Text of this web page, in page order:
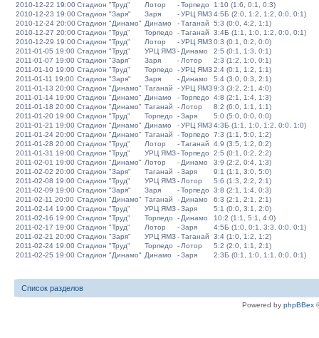
2010-12-22 19:00Стадион "Труд" Лотор -Торпедо
1:10 (1:6, 0:1, 0:3)
2010-12-23 19:00Стадион "Заря" Заря -УРЦ ЯМЗ4:5Б (2:0, 1:2, 1:2, 0:0, 0:1)
2010-12-24 20:00Стадион "Динамо" Динамо -Таганай
5:3 (0:0, 4:2, 1:1)
2010-12-27 20:00Стадион "Труд" Торпедо -Таганай
3:4Б (1:1, 1:0, 1:2, 0:0, 0:1)
2010-12-29 19:00Стадион "Труд" Лотор -УРЦ ЯМЗ0:3 (0:1, 0:2, 0:0)
2011-01-05 19:00 Стадион "Труд" УРЦ ЯМЗ- Динамо
2:5 (0:1, 1:3, 0:1)
2011-01-07 19:00 Стадион "Заря" Заря - Лотор
2:3 (1:2, 1:0, 0:1)
2011-01-10 19:00 Стадион "Труд" Торпедо -УРЦ ЯМЗ2:4 (0:1, 1:2, 1:1)
2011-01-11 19:00 Стадион "Заря" Заря - Динамо
5:4 (3:0, 0:3, 2:1)
2011-01-13 20:00 Стадион "Динамо" Таганай -УРЦ ЯМЗ9:3 (3:2, 2:1, 4:0)
2011-01-14 19:00 Стадион "Динамо" Динамо -Торпедо
4:8 (2:1, 1:4, 1:3)
2011-01-18 20:00 Стадион "Динамо" Таганай - Лотор
8:2 (6:0, 1:1, 1:1)
2011-01-20 19:00 Стадион "Труд" Торпедо -Заря
5:0 (5:0, 0:0, 0:0)
2011-01-21 19:00 Стадион "Динамо" Динамо -УРЦ ЯМЗ4:3Б (1:1, 1:0, 1:2, 0:0, 1:0)
2011-01-24 20:00 Стадион "Динамо" Таганай -Торпедо
7:3 (1:1, 5:0, 1:2)
2011-01-28 20:00 Стадион "Труд" Лотор -Таганай
4:9 (3:5, 1:2, 0:2)
2011-01-31 19:00 Стадион "Труд" УРЦ ЯМЗ-Торпедо
2:5 (0:1, 0:2, 2:2)
2011-02-01 19:00 Стадион "Динамо" Лотор - Динамо
3:9 (2:2, 0:4, 1:3)
2011-02-02 20:00 Стадион "Заря" Таганай -Заря
9:1 (1:1, 3:0, 5:0)
2011-02-08 19:00 Стадион "Труд" УРЦ ЯМЗ- Лотор
5:6 (1:3, 2:2, 2:1)
2011-02-09 19:00 Стадион "Заря" Заря -Торпедо
3:8 (2:1, 1:4, 0:3)
2011-02-11 20:00 Стадион "Динамо" Таганай - Динамо
6:3 (2:1, 2:1, 2:1)
2011-02-14 19:00 Стадион "Труд" УРЦ ЯМЗ-Заря
5:1 (0:0, 3:1, 2:0)
2011-02-16 19:00 Стадион "Труд" Торпедо - Динамо
10:2 (1:1, 5:1, 4:0)
2011-02-17 19:00 Стадион "Труд" Лотор -Заря
4:5Б (1:0, 0:1, 3:3, 0:0, 0:1)
2011-02-21 20:00 Стадион "Заря" УРЦ ЯМЗ-Таганай
3:4 (1:0, 1:2, 1:2)
2011-02-24 19:00 Стадион "Труд" Торпедо - Лотор
5:2 (2:0, 1:1, 2:1)
2011-02-25 19:00 Стадион "Динамо" Динамо -Заря 2:3Б (0:1, 1:0, 1:1, 0:0, 0:1)
Список разделов
Powered by phpBBex